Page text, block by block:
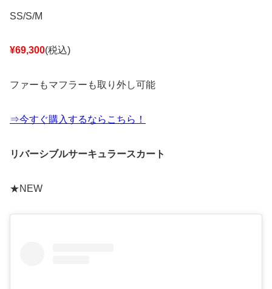
SS/S/M
¥69,300(税込)
ファーもマフラーも取り外し可能
⇒今すぐ購入するならこちら！
リバーシブルサーキュラースカート
★NEW